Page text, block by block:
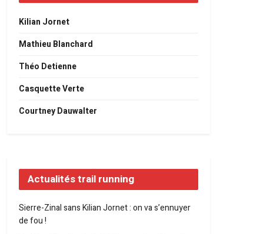
Kilian Jornet
Mathieu Blanchard
Théo Detienne
Casquette Verte
Courtney Dauwalter
Actualités trail running
Sierre-Zinal sans Kilian Jornet : on va s’ennuyer
de fou !